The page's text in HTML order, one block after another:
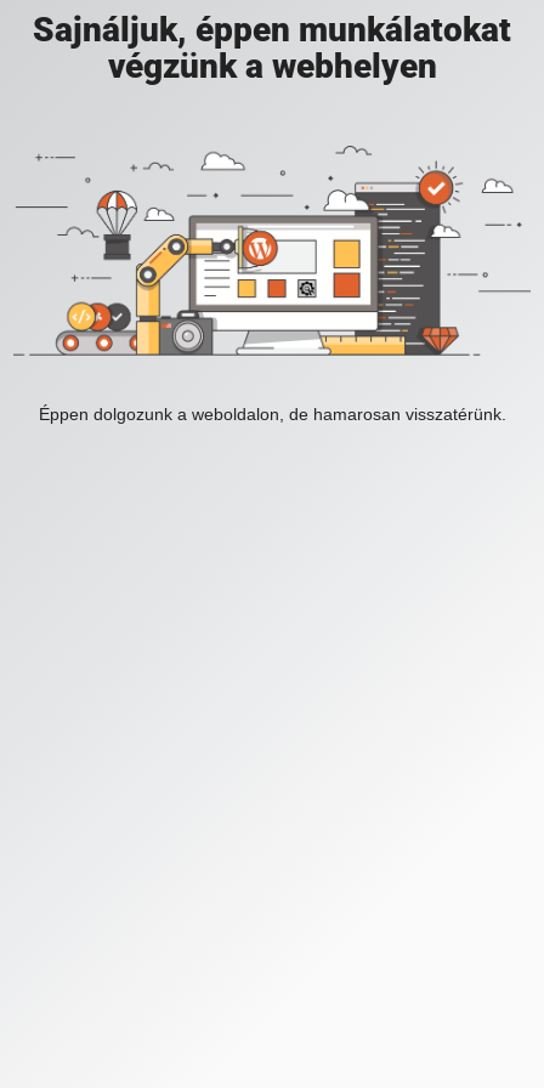
Sajnáljuk, éppen munkálatokat
végzünk a webhelyen
Éppen dolgozunk a weboldalon, de hamarosan visszatérünk.